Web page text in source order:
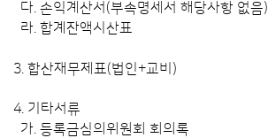
다. 손익계산서(부속명세서 해당사항 없음)
라. 합계잔액시산표
3. 합산재무제표(법인+교비)
4. 기타서류
가. 등록금심의위원회 회의록